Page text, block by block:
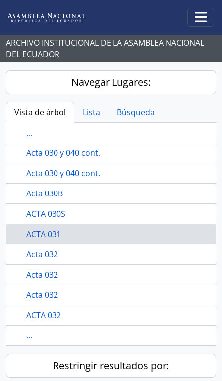
ARCHIVO INSTITUCIONAL DE LA ASAMBLEA NACIONAL
DEL ECUADOR
Navegar Lugares:
Vista de árbol Lista
Búsqueda
...
Acta 030 y 040 cont.
Acta 030 y 040 cont.
Acta 030B
ACTA 030S
ACTA 031
Acta 032
Acta 032
Acta 032
ACTA 032
...
Restringir resultados por: